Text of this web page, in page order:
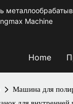
Machine
Home
Машина для